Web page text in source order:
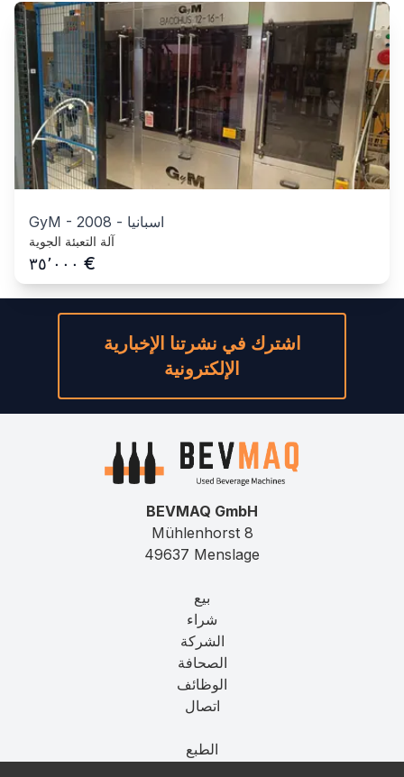
GyM - 2008 - اسبانيا
آلة التعبئة الجوية
٣٥٬٠٠٠ €
اشترك في نشرتنا الإخبارية
الإلكترونية
BEVMAQ GmbH
Mühlenhorst 8
49637 Menslage
بيع
شراء
الشركة
الصحافة
الوظائف
اتصال
الطبع